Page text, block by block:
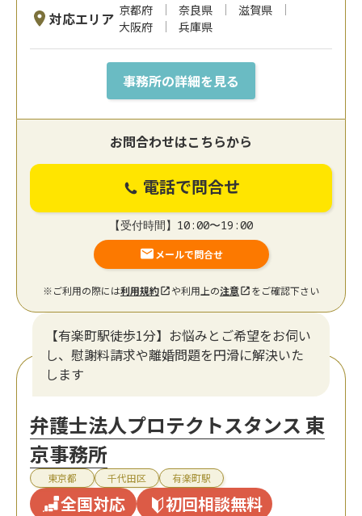
対応エリア 京都府 奈良県
滋賀県
大阪府
兵庫県
事務所の詳細を見る
お問合わせはこちらから
電話で問合せ
【受付時間】10:00〜19:00
メールで問合せ
※ご利用の際には利用規約 や利用上の注意 をご確認下さい
【有楽町駅徒歩1分】お悩みとご希望をお伺い
し、慰謝料請求や離婚問題を円滑に解決いた
します
弁護士法人プロテクトスタンス 東
京事務所
東京都 千代田区 有楽町駅
全国対応 初回相談無料